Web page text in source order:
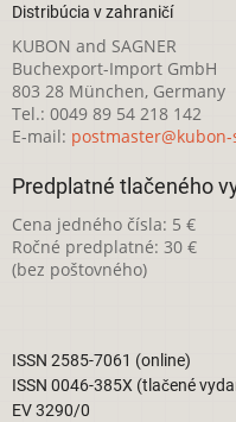
Distribúcia v zahraničí
KUBON and SAGNER
Buchexport-Import GmbH
803 28 München, Germany
Tel.: 0049 89 54 218 142
E-mail:
Predplatné tlačeného
Cena jedného čísla: 5 €
Ročné predplatné: 30 €
(bez poštovného)
ISSN 2585-7061 (online)
ISSN 0046-385X (tlačené
EV 3290/0